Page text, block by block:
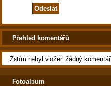
Přehled komentářů
Zatím nebyl vložen žádný komentář
Fotoalbum